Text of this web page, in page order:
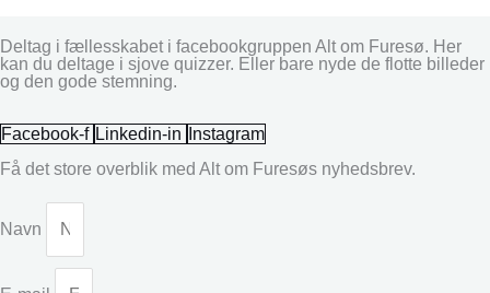
Deltag i fællesskabet i facebookgruppen Alt om Furesø. Her
kan du deltage i sjove quizzer. Eller bare nyde de flotte billeder
og den gode stemning.
Facebook-f Linkedin-in
Instagram
Få det store overblik med Alt om Furesøs nyhedsbrev.
Navn